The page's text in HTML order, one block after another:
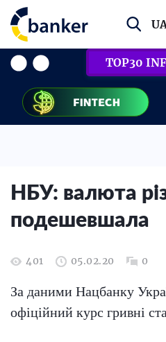
TOP30
НБУ: валюта
подешевшала
401 05.02.20 0
За даними Нацбанку
офіційний курс гривні